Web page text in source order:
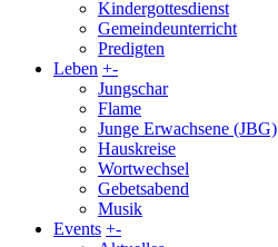
Kindergottesdienst
Gemeindeunterricht
Predigten
Leben +-
Jungschar
Flame
Junge Erwachsene (JBG)
Hauskreise
Wortwechsel
Gebetsabend
Musik
Events +-